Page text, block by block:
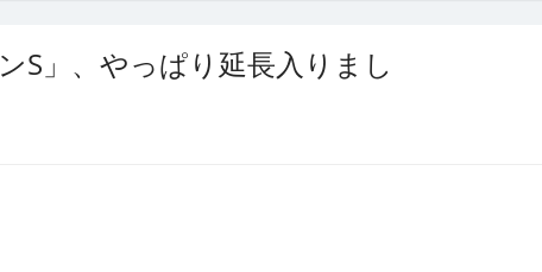
S」、やっぱり延長入りまし